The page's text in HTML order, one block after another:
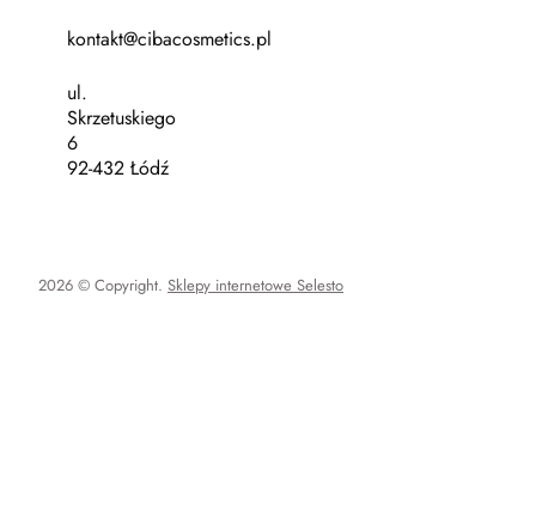
kontakt@cibacosmetics.pl
ul.
Skrzetuskiego
6
92-432 Łódź
2026 © Copyright. Sklepy internetowe Selesto